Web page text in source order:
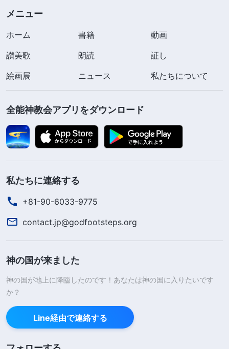
メニュー
ホーム 書籍
動画
讃美歌
朗読
証し
絵画展
ニュース 私たちについて
全能神教会アプリをダウンロード
私たちに連絡する
+81-90-6033-9775
contact.jp@godfootsteps.org
神の国が来ました
神の国が地上に降臨したのです！あなたは神の国に入りたいです
か？
Line経由で連絡する